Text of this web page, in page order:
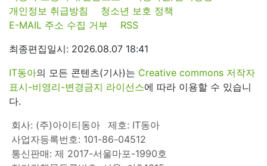
개인정보 취급방침
청소년 보호 정책
E-MAIL 주소 수집 거부
RSS
최종편집일시: 2026.08.07 18:41
IT동아의 모든 콘텐츠(기사)는 Creative commons 저작자
표시-비영리-변경금지 라이선스에 따라 이용할 수 있습니
다.
회사: (주)아이티동아
제호: IT동아
사업자등록번호: 101-86-04512
통신판매: 제 2017-서울마포-1990호